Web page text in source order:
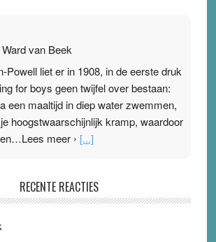
Ward van Beek
Powell liet er in 1908, in de eerste druk
for boys geen twijfel over bestaan:
een maaltijd in diep water zwemmen,
hoogstwaarschijnlijk kramp, waardoor
meer › [...]
Ward van Beek
hopen ermee hun hartslag te verlagen
RECENTE REACTIES